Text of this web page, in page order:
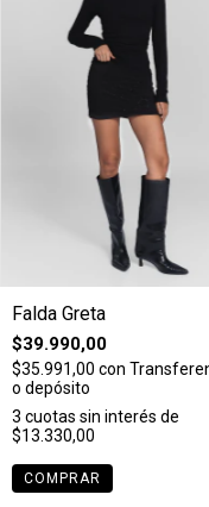
Falda Greta
$39.990,00
$35.991,00 con
o depósito
3 cuotas sin interés de
$13.330,00
COMPRAR